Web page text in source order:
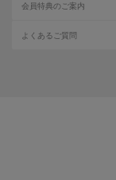
会員特典のご案内
よくあるご質問